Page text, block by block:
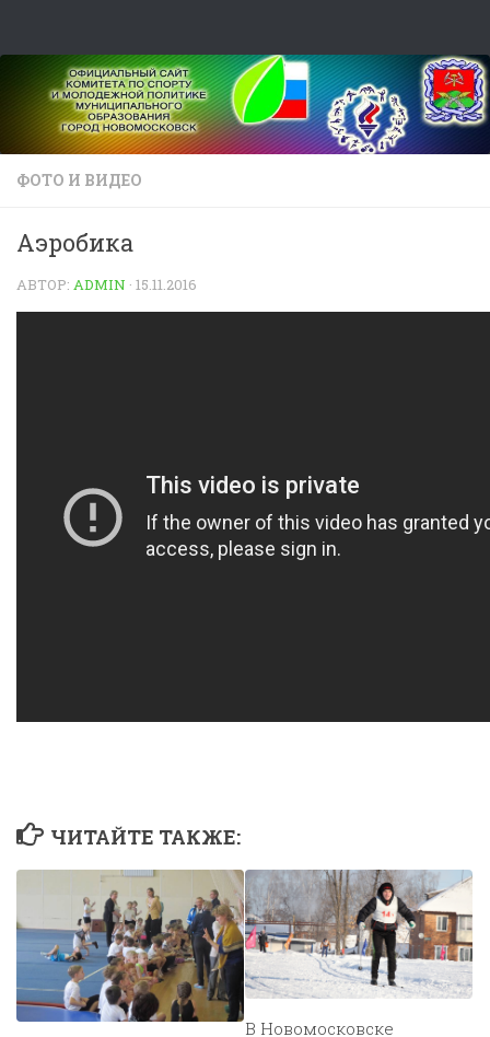
ФОТО И ВИДЕО
Аэробика
АВТОР: ADMIN · 15.11.2016
ЧИТАЙТЕ ТАКЖЕ:
В Новомосковске